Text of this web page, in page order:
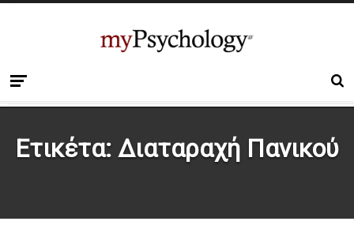
Ετικέτα: Διαταραχή Πανικού